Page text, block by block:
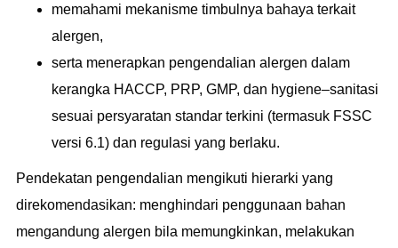
memahami mekanisme timbulnya bahaya terkait
alergen,
serta menerapkan pengendalian alergen dalam
kerangka HACCP, PRP, GMP, dan hygiene–sanitasi
sesuai persyaratan standar terkini (termasuk FSSC
versi 6.1) dan regulasi yang berlaku.
Pendekatan pengendalian mengikuti hierarki yang
direkomendasikan: menghindari penggunaan bahan
mengandung alergen bila memungkinkan, melakukan